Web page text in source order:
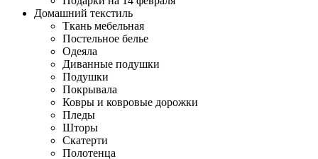
Домашний текстиль
Ткань мебельная
Постельное белье
Одеяла
Диванные подушки
Подушки
Покрывала
Ковры и ковровые дорожки
Пледы
Шторы
Скатерти
Полотенца